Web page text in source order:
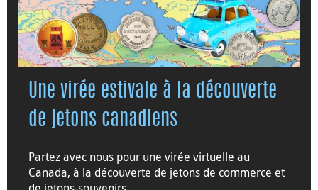
Une virée estivale à la découverte
de jetons canadiens
Partez avec nous pour une virée virtuelle au
Canada, à la découverte de jetons de commerce et